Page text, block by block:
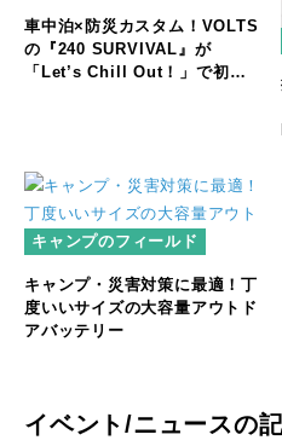
車中泊×防災カスタム！VOLTS
の『240 SURVIVAL』が
「Let’s Chill Out！」で初公
キャンプのフィールド
キャンプ・災害対策に最適！丁
度いいサイズの大容量アウトド
アバッテリー
イベント/ニュースの